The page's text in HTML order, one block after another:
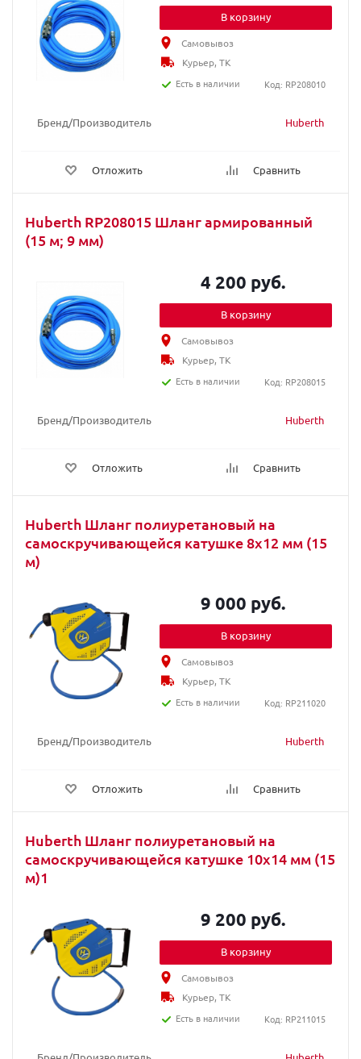
Бренд/Производитель Huberth
Отложить Сравнить
В корзину
Самовывоз
Курьер, ТК
Есть в наличии
Код: RP208010
Huberth RP208015 Шланг армированный
(15 м; 9 мм)
Бренд/Производитель Huberth
Отложить Сравнить
4 200 руб.
В корзину
Самовывоз
Курьер, ТК
Есть в наличии
Код: RP208015
Huberth Шланг полиуретановый на
самоскручивающейся катушке 8х12 мм (15
м)
Бренд/Производитель Huberth
Отложить Сравнить
9 000 руб.
В корзину
Самовывоз
Курьер, ТК
Есть в наличии
Код: RP211020
Huberth Шланг полиуретановый на
самоскручивающейся катушке 10х14 мм (15
м)1
9 200 руб.
В корзину
Самовывоз
Курьер, ТК
Есть в наличии
Код: RP211015